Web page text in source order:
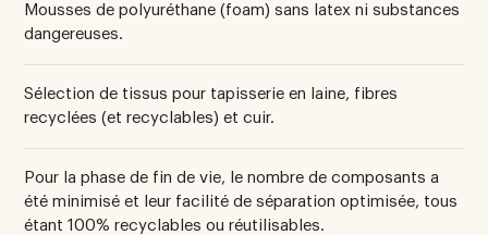
Mousses de polyuréthane (foam) sans latex ni substances
dangereuses.
Sélection de tissus pour tapisserie en laine, fibres
recyclées (et recyclables) et cuir.
Pour la phase de fin de vie, le nombre de composants a
été minimisé et leur facilité de séparation optimisée, tous
étant 100% recyclables ou réutilisables.